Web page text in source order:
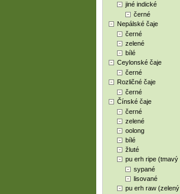
jiné indické
černé
Nepálské čaje
černé
zelené
bílé
Ceylonské čaje
černé
Rozličné čaje
černé
Čínské čaje
černé
zelené
oolong
bílé
žluté
pu erh ripe (tmavý
sypané
lisované
pu erh raw